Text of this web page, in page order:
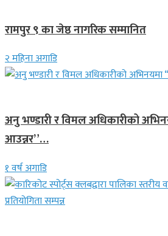
रामपुर ९ का जेष्ठ नागरिक सम्मानित
२ महिना अगाडि
अनु भण्डारी र विमल अधिकारीको
आउन्नर”…
१ वर्ष अगाडि